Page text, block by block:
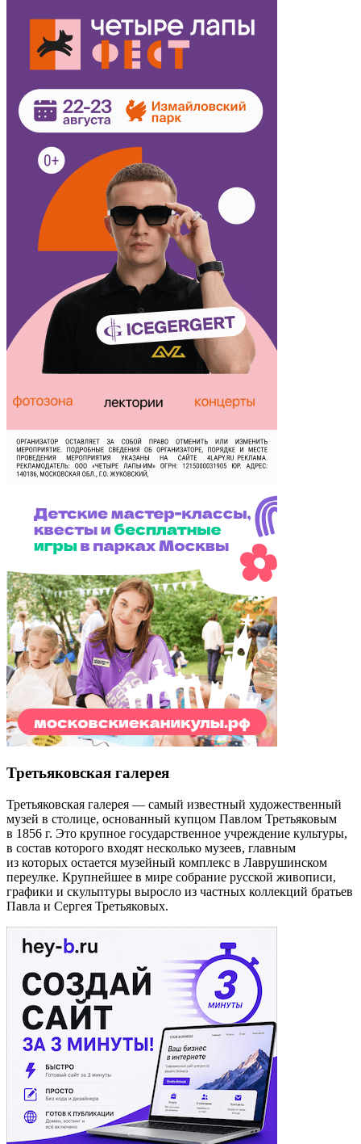
Третьяковская галерея
Третьяковская галерея — самый известный художественный
музей в столице, основанный купцом Павлом Третьяковым
в 1856 г. Это крупное государственное учреждение культуры,
в состав которого входят несколько музеев, главным
из которых остается музейный комплекс в Лаврушинском
переулке. Крупнейшее в мире собрание русской живописи,
графики и скульптуры выросло из частных коллекций братьев
Павла и Сергея Третьяковых.